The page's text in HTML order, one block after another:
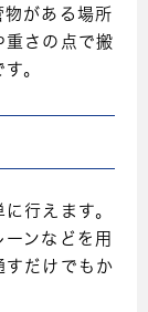
物がある場所
重さの点で搬
。
行えます。
ンなどを用
すだけでもか